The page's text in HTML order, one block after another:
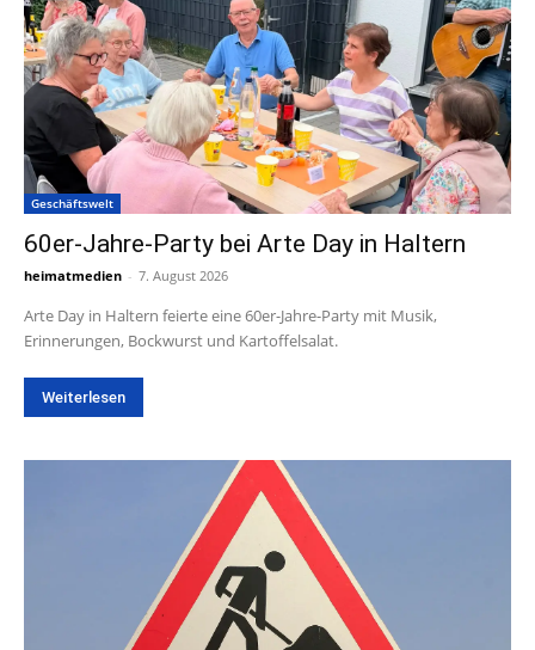
Geschäftswelt
60er-Jahre-Party bei Arte Day in Haltern
heimatmedien - 7. August 2026
Arte Day in Haltern feierte eine 60er-Jahre-Party mit Musik,
Erinnerungen, Bockwurst und Kartoffelsalat.
Weiterlesen